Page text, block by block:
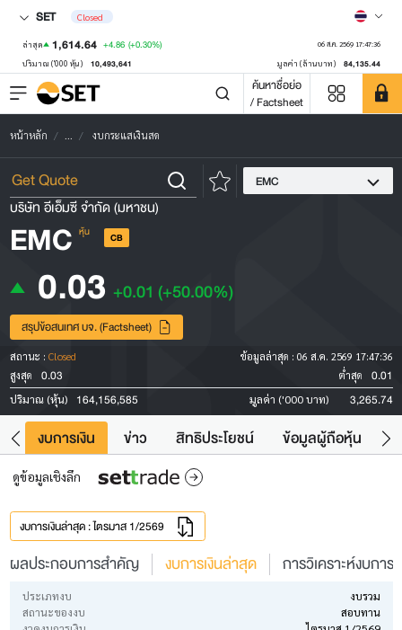
SET Closed
ล่าสุด 1,614.64 +4.86 (+0.30%) 06 ส.ค. 2569 17:47:36
ปริมาณ ('000 หุ้น) 10,493,641 มูลค่า (ล้านบาท) 84,135.44
ค้นหาชื่อย่อ
/ Factsheet
หน้าหลัก ... งบกระแสเงินสด
EMC
บริษัท อีเอ็มซี จำกัด (มหาชน)
EMC หุ้น CB
0.03 +0.01 (+50.00%)
สรุปข้อสนเทศ บจ. (Factsheet)
สถานะ : Closed ข้อมูลล่าสุด : 06 ส.ค. 2569 17:47:36
สูงสุด
0.03 ต่ำสุด 0.01
ปริมาณ (หุ้น) 164,156,585 มูลค่า ('000 บาท) 3,265.74
งบการเงิน ข่าว สิทธิประโยชน์ ข้อมูลผู้ถือหุ้น
ดูข้อมูลเชิงลึก
งบการเงินล่าสุด : ไตรมาส 1/2569
ผลประกอบการสำคัญ งบการเงินล่าสุด การวิเคราะห์งบการ
ประเภทงบ
งบรวม
สถานะของงบ
สอบทาน